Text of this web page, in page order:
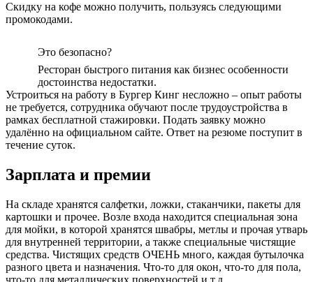
Скидку на кофе можно получить, пользуясь следующими
промокодами.
Это безопасно?
Ресторан быстрого питания как бизнес особенности
достоинства недостатки.
Устроиться на работу в Бургер Кинг несложно – опыт работы
не требуется, сотрудника обучают после трудоустройства в
рамках бесплатной стажировки. Подать заявку можно
удалённо на официальном сайте. Ответ на резюме поступит в
течение суток.
Зарплата и премии
На складе хранятся салфетки, ложки, стаканчики, пакеты для
картошки и прочее. Возле входа находится специальная зона
для мойки, в которой хранятся швабры, метлы и прочая утварь
для внутренней территории, а также специальные чистящие
средства. Чистящих средств ОЧЕНЬ много, каждая бутылочка
разного цвета и назначения. Что-то для окон, что-то для пола,
что-то для металлических поверхностей и т.д.